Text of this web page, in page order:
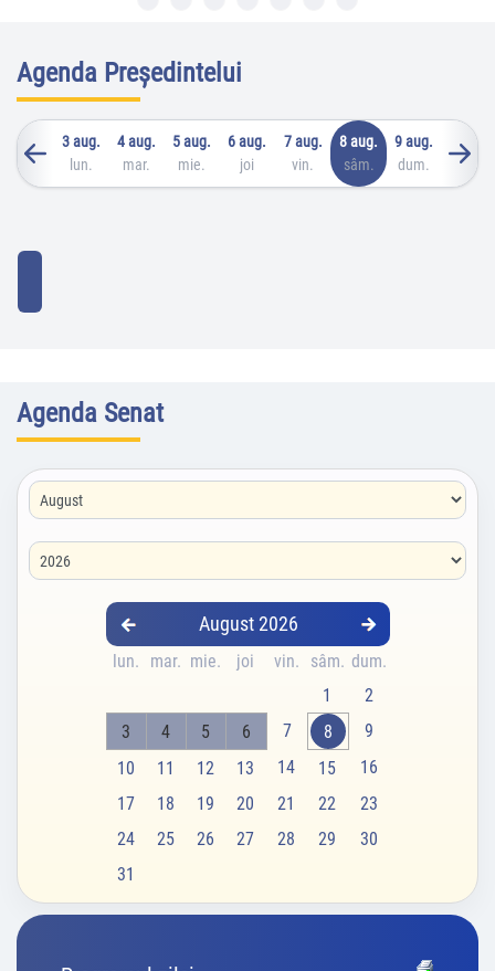
Agenda Președintelui
3 aug.
lun.
4 aug.
mar.
5 aug.
mie.
6 aug.
joi
7 aug.
vin.
8 aug.
sâm.
9 aug.
dum.
Agenda Senat
August 2026
lun. mar. mie. joi vin. sâm. dum.
1
2
3
4 5 6 7 8
9
10
11 12 13 14 15
16
17
18 19 20 21 22
23
24
25 26 27 28 29
30
31